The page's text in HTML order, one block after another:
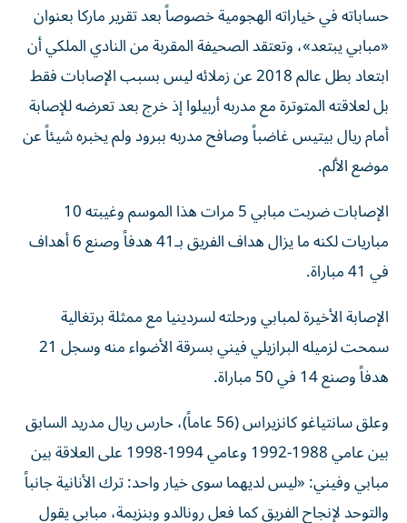
حساباته في خياراته الهجومية خصوصاً بعد تقرير ماركا بعنوان
«مبابي يبتعد»، وتعتقد الصحيفة المقربة من النادي الملكي أن
ابتعاد بطل عالم 2018 عن زملائه ليس بسبب الإصابات فقط
بل لعلاقته المتوترة مع مدربه أربيلوا إذ خرج بعد تعرضه للإصابة
أمام ريال بيتيس غاضباً وصافح مدربه ببرود ولم يخبره شيئاً عن
موضع الألم.
الإصابات ضربت مبابي 5 مرات هذا الموسم وغيبته 10
مباريات لكنه ما يزال هداف الفريق بـ41 هدفاً وصنع 6 أهداف
في 41 مباراة.
الإصابة الأخيرة لمبابي ورحلته لسردينيا مع ممثلة برتغالية
سمحت لزميله البرازيلي فيني بسرقة الأضواء منه وسجل 21
هدفاً وصنع 14 في 50 مباراة.
وعلق سانتياغو كانزيراس (56 عاماً)، حارس ريال مدريد السابق
بين عامي 1988-1992 وعامي 1994-1998 على العلاقة بين
مبابي وفيني: «ليس لديهما سوى خيار واحد: ترك الأنانية جانباً
والتوحد لإنجاح الفريق كما فعل رونالدو وبنزيمة، مبابي يقول